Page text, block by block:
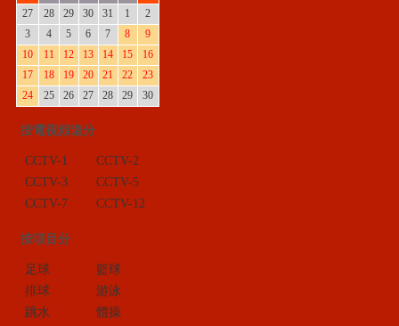
27
28 29 30 31 1
2
3
4 5 6 7 8
9
10
11 12 13 14 15
16
17
18 19 20 21 22
23
24
25 26 27 28 29 30
按電視頻道分
CCTV-1
CCTV-2
CCTV-3
CCTV-5
CCTV-7
CCTV-12
按項目分
足球
籃球
排球
游泳
跳水
體操